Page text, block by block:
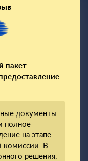
пакет
документы
полное
на этапе
комиссии. В
решения,